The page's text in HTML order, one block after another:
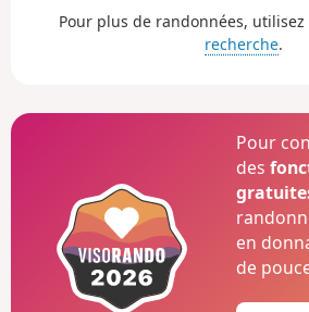
Pour plus de randonnées,
recherche.
Pour
des
en
de